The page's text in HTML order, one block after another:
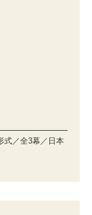
式／全3幕／日本